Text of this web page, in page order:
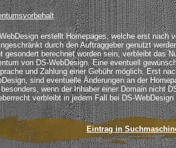
erstellt Homepages, welche erst nach
durch den Auftraggeber genutzt
gesondert berechnet worden sein, verbleibt das
von DS-WebDesign. Eine eventuell
und Zahlung einer Gebühr möglich. Erst
sind eventuelle Änderungen an der
wenn der Inhaber einer Domain nicht
verbleibt in jedem Fall bei DS-
Eintrag in